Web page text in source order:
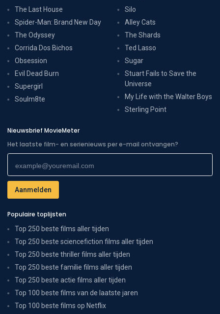
The Last House
Spider-Man: Brand New Day
The Odyssey
Corrida Dos Bichos
Obsession
Evil Dead Burn
Supergirl
Soulm8te
Silo
Alley Cats
The Shards
Ted Lasso
Sugar
Stuart Fails to Save the
Universe
My Life with the Walter Boys
Sterling Point
Nieuwsbrief MovieMeter
Het laatste film- en serienieuws per e-mail ontvangen?
Populaire toplijsten
Top 250 beste films aller tijden
Top 250 beste sciencefiction films aller tijden
Top 250 beste thriller films aller tijden
Top 250 beste familie films aller tijden
Top 250 beste actie films aller tijden
Top 100 beste films van de laatste jaren
Top 100 beste films op Netflix